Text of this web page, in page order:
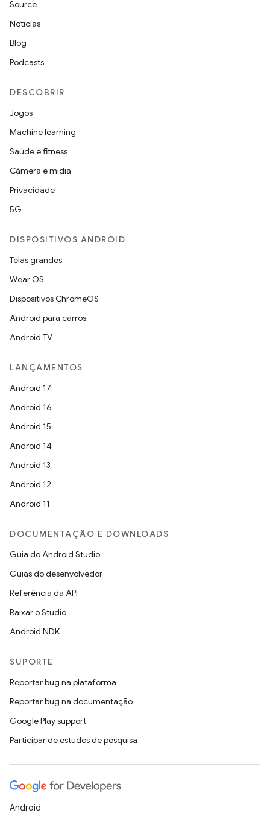
Source
Notícias
Blog
Podcasts
DESCOBRIR
Jogos
Machine learning
Saúde e fitness
Câmera e mídia
Privacidade
5G
DISPOSITIVOS ANDROID
Telas grandes
Wear OS
Dispositivos ChromeOS
Android para carros
Android TV
LANÇAMENTOS
Android 17
Android 16
Android 15
Android 14
Android 13
Android 12
Android 11
DOCUMENTAÇÃO E DOWNLOADS
Guia do Android Studio
Guias do desenvolvedor
Referência da API
Baixar o Studio
Android NDK
SUPORTE
Reportar bug na plataforma
Reportar bug na documentação
Google Play support
Participar de estudos de pesquisa
Android